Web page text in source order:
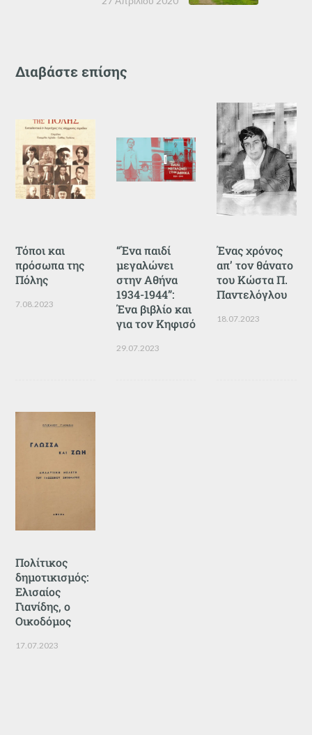
Διαβάστε επίσης
Τόποι και
πρόσωπα της
Πόλης
7.08.2023
“Ένα παιδί
μεγαλώνει
στην Αθήνα
1934-1944”:
Ένα βιβλίο και
για τον Κηφισό
29.07.2023
Ένας χρόνος
απ’ τον θάνατο
του Κώστα Π.
Παντελόγλου
18.07.2023
Πολίτικος
δημοτικισμός:
Ελισαίος
Γιανίδης, ο
Οικοδόμος
17.07.2023